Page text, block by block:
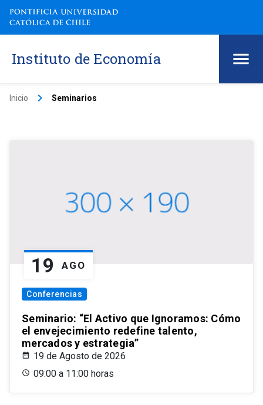
Instituto de Economía
Inicio keyboard_arrow_right Seminarios
19 AGO
Conferencias
Seminario: “El Activo que Ignoramos: Cómo
el envejecimiento redefine talento,
mercados y estrategia”
19 de Agosto de 2026
09:00 a 11:00 horas